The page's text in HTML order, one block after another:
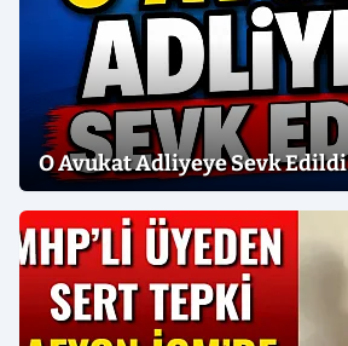
O Avukat Adliyeye Sevk Edildi